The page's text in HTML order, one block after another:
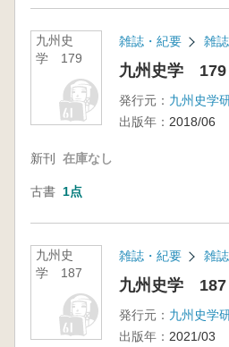
九州史
学 179
雑誌・紀要 雑誌
九州史学 179
発行元： 九州史学
出版年： 2018/06
新刊 在庫なし
古書 1点
九州史
学 187
雑誌・紀要 雑誌
九州史学 187
発行元： 九州史学
出版年： 2021/03